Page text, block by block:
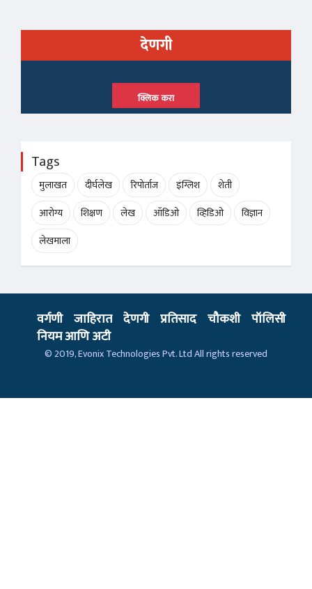
देणगी
क्लिक करा
Tags
मुलाखत दीर्घलेख रिपोर्ताज इंग्लिश
शेती
आरोग्य
शिक्षण लेख ऑडिओ व्हिडिओ
विज्ञान
लेखमाला
वर्गणी जाहिरात देणगी प्रतिसाद चौकशी पॉलिसी
नियम आणि अटी
© 2019,Evonix Technologies Pvt. LtdAll rights reserved